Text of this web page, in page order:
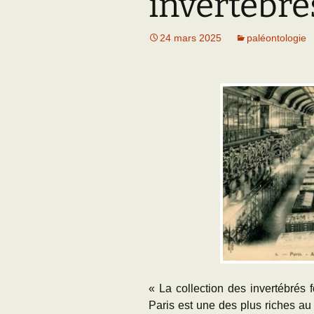
Paléo
24 mars 2025 paléontologie
« La collection des invertébrés
Paris est une des plus riches